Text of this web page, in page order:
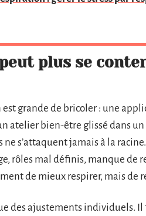
plus se
grande de bricoler : une
atelier bien-être glissé dans
s’attaquent jamais à la
rôles mal définis, manque de
de mieux respirer, mais de
des ajustements individuels.